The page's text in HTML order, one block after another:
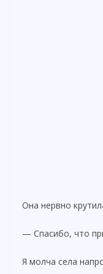
Она нервно
— Спасибо, что
Я молча села